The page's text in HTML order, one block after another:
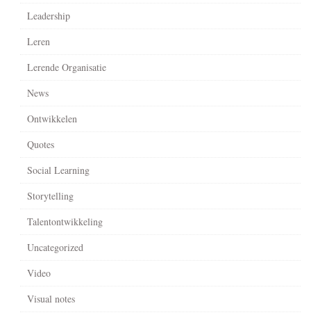
Leadership
Leren
Lerende Organisatie
News
Ontwikkelen
Quotes
Social Learning
Storytelling
Talentontwikkeling
Uncategorized
Video
Visual notes